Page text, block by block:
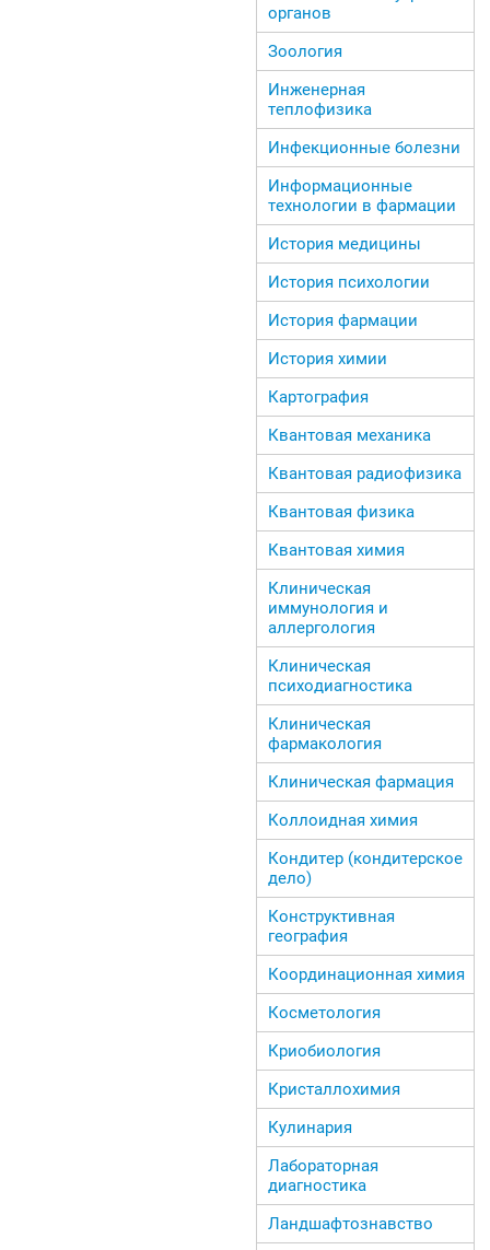
органов
Зоология
Инженерная
теплофизика
Инфекционные болезни
Информационные
технологии в фармации
История медицины
История психологии
История фармации
История химии
Картография
Квантовая механика
Квантовая радиофизика
Квантовая физика
Квантовая химия
Клиническая
иммунология и
аллергология
Клиническая
психодиагностика
Клиническая
фармакология
Клиническая фармация
Коллоидная химия
Кондитер (кондитерское
дело)
Конструктивная
география
Координационная химия
Косметология
Криобиология
Кристаллохимия
Кулинария
Лабораторная
диагностика
Ландшафтознавство